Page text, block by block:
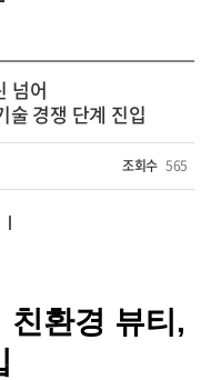
넘어
술 경쟁 단계 진입
조회수 565
|
친환경 뷰티,